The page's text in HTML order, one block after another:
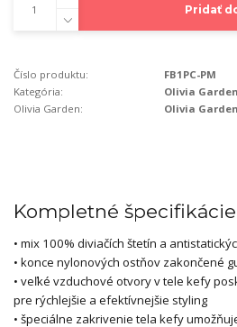
Pridať
Číslo produktu:
FB1PC-PM
Kategória:
Olivia Garden
Olivia Garden:
Olivia Garden
Kompletné špecifikácie
• mix 100% diviačích štetín a
• konce nylonových ostňov zakončené
• veľké vzduchové otvory v tele kefy
pre rýchlejšie a efektívnejšie styling
• špeciálne zakrivenie tela kefy